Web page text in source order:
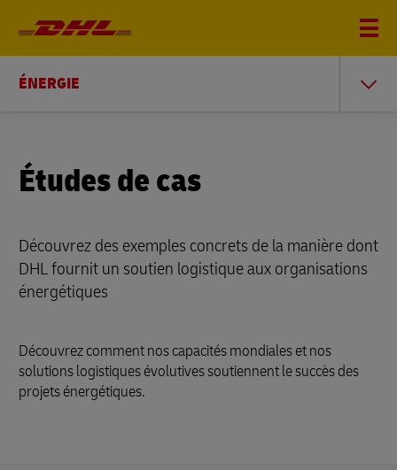
ÉNERGIE
Études de cas
Découvrez des exemples concrets de la manière dont
DHL fournit un soutien logistique aux organisations
énergétiques
Découvrez comment nos capacités mondiales et nos
solutions logistiques évolutives soutiennent le succès des
projets énergétiques.